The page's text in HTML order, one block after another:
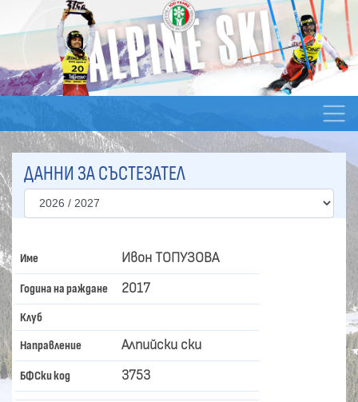
ДАННИ ЗА СЪСТЕЗАТЕЛ
Име Ивон ТОПУЗОВА
Година на раждане 2017
Клуб
Направление Алпийски ски
БФСки код 3753